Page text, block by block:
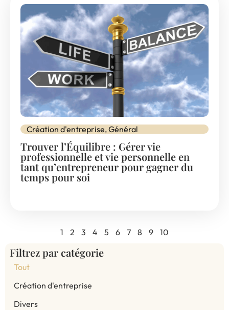
Création d'entreprise,Général
Trouver l’Équilibre : Gérer vie
professionnelle et vie personnelle en
tant qu’entrepreneur pour gagner du
temps pour soi
1 2 3 4 5 6 7 8 9 10
Filtrez par catégorie
Création d'entreprise
Divers
Tout